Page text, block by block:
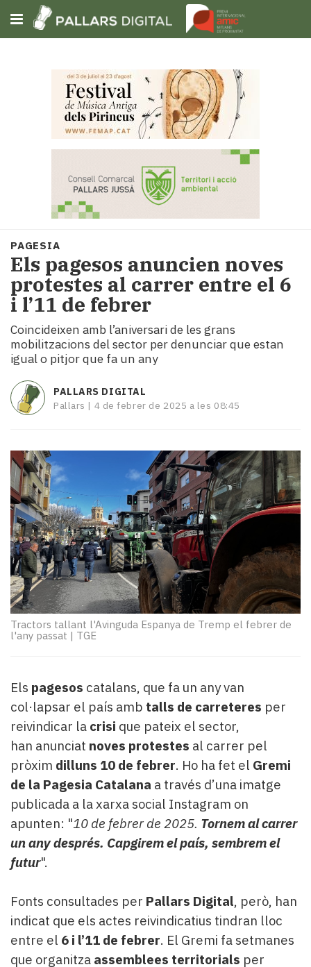
Subscriu-t'hi
Portada
Societat
Política
i
municipis
Economia
turisme
Cultura
Esports
Mai
tant!
TV
mitjans
El
temps
Reportatges
Entrevistes
Enquestes
A
escena!
Dis
la
teva!
Subscriptors
La
Pallars
Contingut
patrocinat
més
llegit...
Editorial
PAGESIA
Els pagesos anuncien noves
protestes al carrer entre el 6
i l’11 de febrer
Coincideixen amb l’aniversari de les grans
mobilitzacions del sector per denunciar que estan
igual o pitjor que fa un any
PALLARS DIGITAL
Pallars | 4 de febrer de 2025 a les 08:45
Tractors tallant l'Avinguda Espanya de Tremp el febrer de
l'any passat | TGE
Els pagesos catalans, que fa un any van
col·lapsar el país amb talls de carreteres per
reivindicar la crisi que pateix el sector,
han anunciat noves protestes al carrer pel
pròxim dilluns 10 de febrer. Ho ha fet el Gremi
de la Pagesia Catalana a través d’una imatge
publicada a la xarxa social Instagram on
apunten: "10 de febrer de 2025. Tornem al carrer
un any després. Capgirem el país, sembrem el
futur".
Fonts consultades per Pallars Digital, però, han
indicat que els actes reivindicatius tindran lloc
entre el 6 i l’11 de febrer. El Gremi fa setmanes
que organitza assemblees territorials per